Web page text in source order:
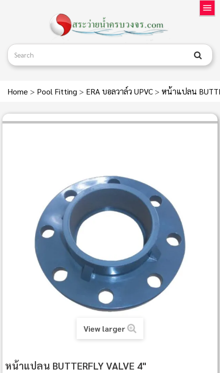
Home > Pool Fitting > ERA บอลวาล์ว UPVC > หน้าแปลน
View larger
หน้าแปลน BUTTERFLY VALVE 4"